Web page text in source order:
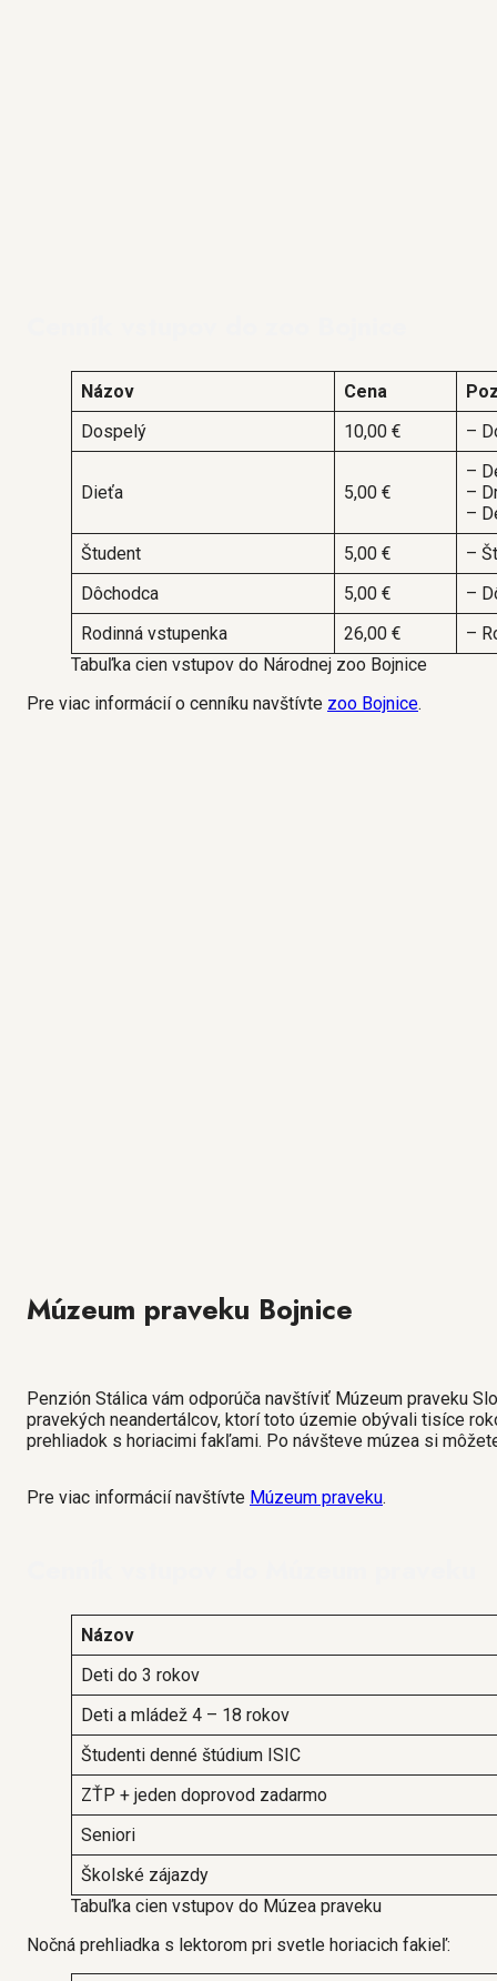
Názov Cena
Dospelý
10,00 € –
Dieťa 5,00 €
–
–
–
Študent
5,00 €
–
Dôchodca
5,00 €
–
Rodinná vstupenka
26,00 €
–
Tabuľka cien vstupov do Národnej zoo Bojnice
Pre viac informácií o cenníku navštívte zoo Bojnice.
Múzeum praveku Bojnice
Penzión Stálica vám odporúča navštíviť Múzeum praveku
pravekých neandertálcov, ktorí toto územie obývali tisíce
prehliadok s horiacimi fakľami. Po návšteve múzea si
Pre viac informácií navštívte Múzeum praveku.
Názov
Deti do 3 rokov
Deti a mládež 4 – 18 rokov
Študenti denné štúdium ISIC
ZŤP + jeden doprovod zadarmo
Seniori
Školské zájazdy
Tabuľka cien vstupov do Múzea praveku
Nočná prehliadka s lektorom pri svetle horiacich fakieľ: